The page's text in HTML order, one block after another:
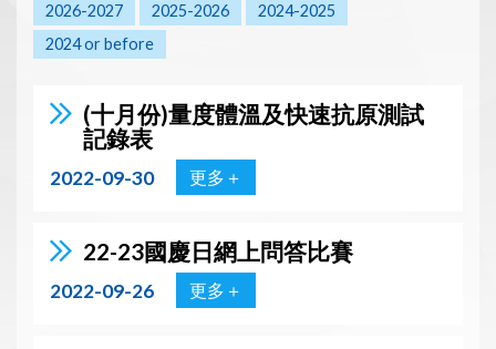
2026-2027 2025-2026
2024-2025
2024 or before
(十月份)量度體溫及快速抗原測試
記錄表
2022-09-30 更多＋
22-23國慶日網上問答比賽
2022-09-26 更多＋